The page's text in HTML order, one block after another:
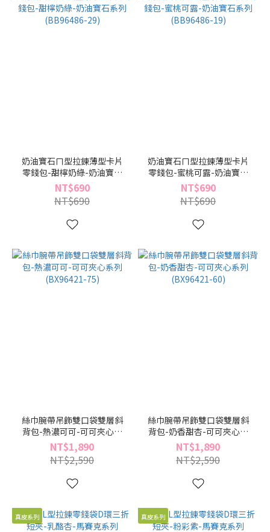
奶油寶石ㄇ型拉鍊薄型卡片
零錢包-甜檸奶綠-奶油寶石
系列(BB96486-29)
NT$690
NT$690
奶油寶石ㄇ型拉鍊薄型卡片
零錢包-蜜桃可露-奶油寶石
系列(BB96486-19)
NT$690
NT$690
絲巾腕帶吊飾雙口袋雙層斜
背包-熱濃可可-可可夾心系
列(BX96421-75)
NT$1,890
NT$2,590
絲巾腕帶吊飾雙口袋雙層斜
背包-奶香甜杏-可可夾心系
列(BX96421-60)
NT$1,890
NT$2,590
真皮系列 真皮系列